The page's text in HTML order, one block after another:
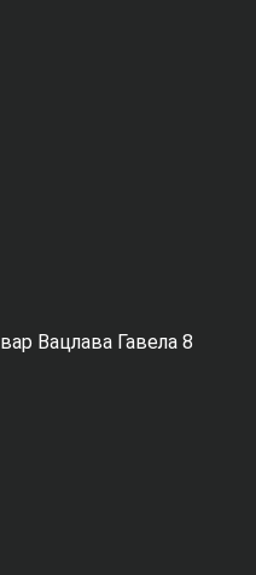
Вацлава Гавела 8